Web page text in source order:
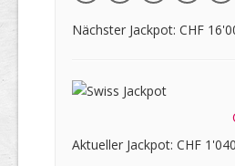
Nächster Jackpot: CHF
Aktueller Jackpot: CHF